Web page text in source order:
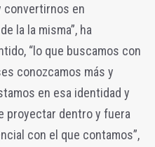
convertirnos en
la la misma”, ha
“lo que buscamos con
conozcamos más y
en esa identidad y
proyectar dentro y fuera
con el que contamos”,